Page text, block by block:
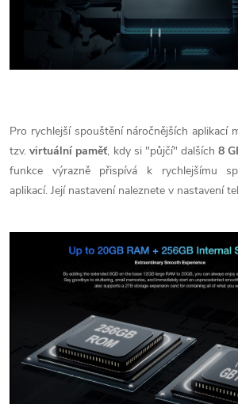
Pro rychlejší spouštění náročnějších aplikací
tzv.virtuální paměť, kdy si "půjčí" dalších8
funkce výrazně přispívá k rychlejšímu
aplikací. Její nastavení naleznete v nastavení